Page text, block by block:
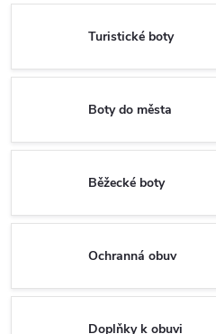
Turistické boty
Boty do města
Běžecké boty
Ochranná obuv
Doplňky k obuvi